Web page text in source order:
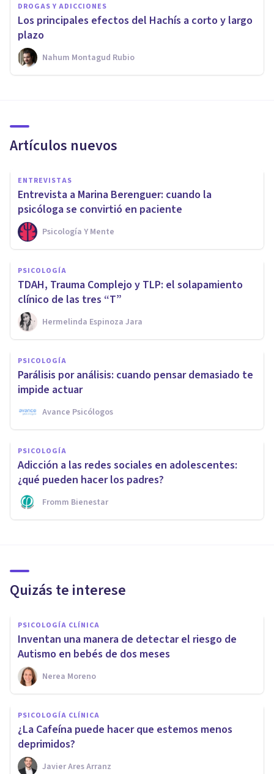
DROGAS Y ADICCIONES
Los principales efectos del Hachís a corto y largo
plazo
Nahum Montagud Rubio
Artículos nuevos
ENTREVISTAS
Entrevista a Marina Berenguer: cuando la
psicóloga se convirtió en paciente
Psicología Y Mente
PSICOLOGÍA
TDAH, Trauma Complejo y TLP: el solapamiento
clínico de las tres “T”
Hermelinda Espinoza Jara
PSICOLOGÍA
Parálisis por análisis: cuando pensar demasiado te
impide actuar
Avance Psicólogos
PSICOLOGÍA
Adicción a las redes sociales en adolescentes:
¿qué pueden hacer los padres?
Fromm Bienestar
Quizás te interese
PSICOLOGÍA CLÍNICA
Inventan una manera de detectar el riesgo de
Autismo en bebés de dos meses
Nerea Moreno
PSICOLOGÍA CLÍNICA
¿La Cafeína puede hacer que estemos menos
deprimidos?
Javier Ares Arranz